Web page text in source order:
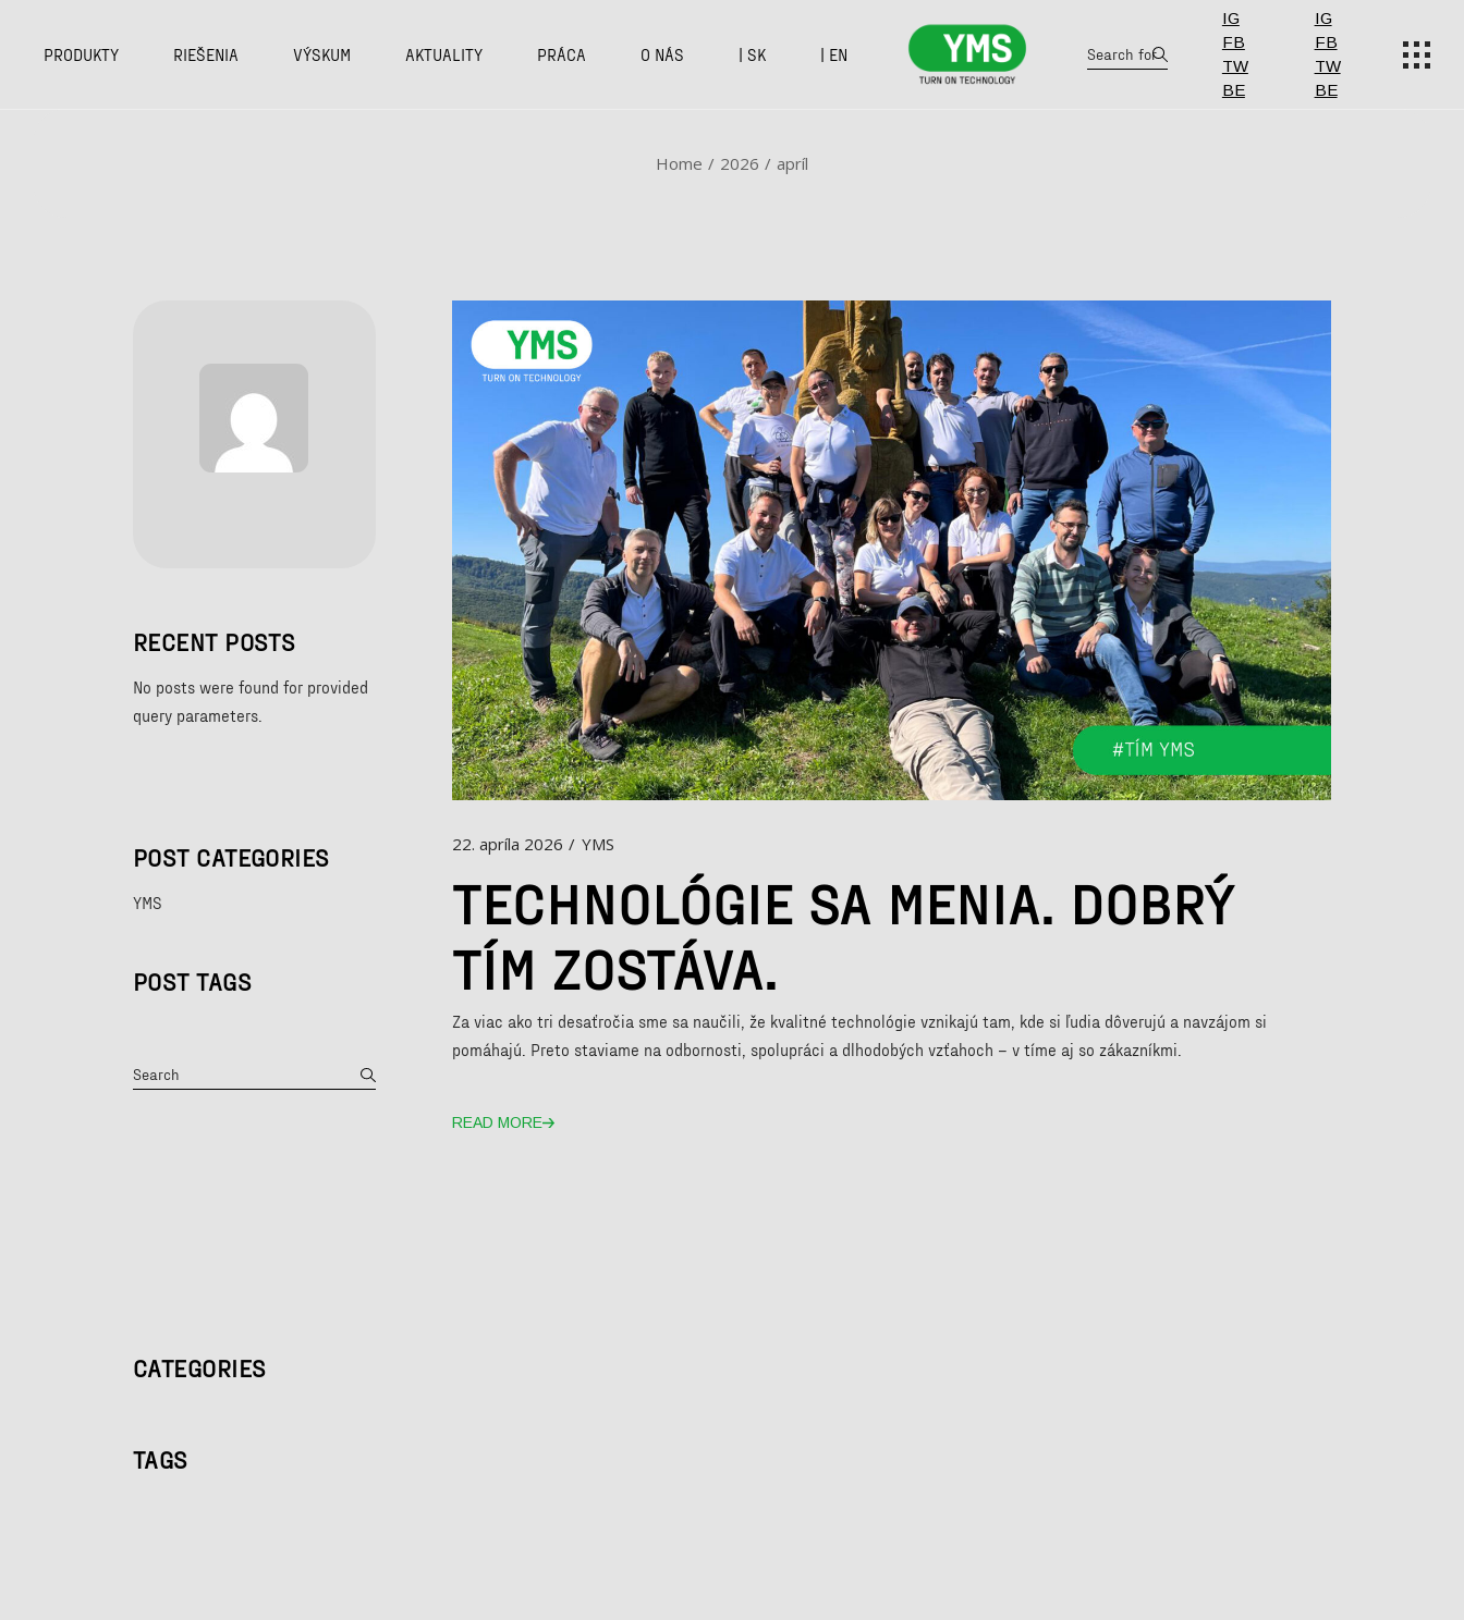
contentPRODUKTY RIEŠENIA VÝSKUM AKTUALITY PRÁCA O NÁS | SK | EN Search
IG
FB
TW
BE
IG
FB
TW
BE
Home 2026 apríl
22. apríla 2026 YMS
TECHNOLÓGIE SA MENIA. DOBRÝ
TÍM ZOSTÁVA.
Za viac ako tri desaťročia sme sa naučili, že kvalitné technológie vznikajú tam, kde si ľudia dôverujú a navzájom si
pomáhajú. Preto staviame na odbornosti, spolupráci a dlhodobých vzťahoch – v tíme aj so zákazníkmi.
READ MORE
RECENT POSTS
No posts were found for provided
query parameters.
POST CATEGORIES
YMS
POST TAGS
Search
CATEGORIES
TAGS